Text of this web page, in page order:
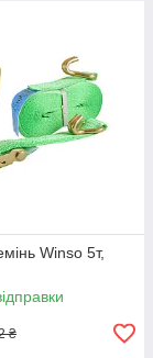
Winso 5т,
₴